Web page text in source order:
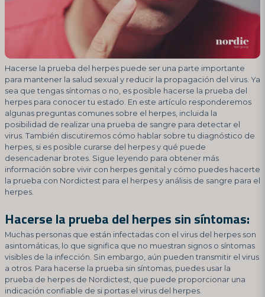
Hacerse la prueba del herpes puede ser una parte importante
para mantener la salud sexual y reducir la propagación del virus. Ya
sea que tengas síntomas o no, es posible hacerse la prueba del
herpes para conocer tu estado. En este artículo responderemos
algunas preguntas comunes sobre el herpes, incluida la
posibilidad de realizar una prueba de sangre para detectar el
virus. También discutiremos cómo hablar sobre tu diagnóstico de
herpes, si es posible curarse del herpes y qué puede
desencadenar brotes. Sigue leyendo para obtener más
información sobre vivir con herpes genital y cómo puedes hacerte
la prueba con Nordictest para el herpes y análisis de sangre para el
herpes.
Hacerse la prueba del herpes sin síntomas:
Muchas personas que están infectadas con el virus del herpes son
asintomáticas, lo que significa que no muestran signos o síntomas
visibles de la infección. Sin embargo, aún pueden transmitir el virus
a otros. Para hacerse la prueba sin síntomas, puedes usar la
prueba de herpes de Nordictest, que puede proporcionar una
indicación confiable de si portas el virus del herpes.